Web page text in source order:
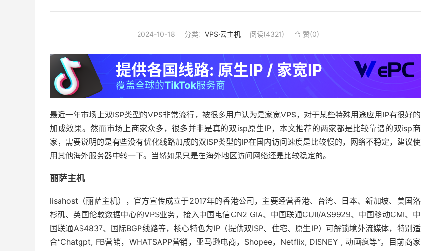
2024-10-18 分类： VPS·云主机 阅读(4321)  赞(0)
最近一年市场上双ISP类型的VPS非常流行，被很多用户认为是家宽VPS，对于某些特殊用途应用IP有很好的
加成效果。然而市场上商家众多，很多并非是真的双isp原生IP，本文推荐的两家都是比较靠谱的双isp商
家，需要说明的是有些没有优化线路加成的双ISP类型的IP在国内访问速度是比较慢的，网络不稳定，建议使
用其他海外服务器中转一下。当然如果只是在海外地区访问网络还是比较稳定的。
丽萨主机
lisahost（丽萨主机），官方宣传成立于2017年的香港公司，主要经营香港、台湾、日本、新加坡、美国洛
杉矶、英国伦敦数据中心的VPS业务，接入中国电信CN2 GIA、中国联通CUII/AS9929、中国移动CMI、中
国联通AS4837、国际BGP线路等，核心特色为IP（提供双ISP、住宅、原生IP）可解锁境外流媒体，特别适
合“Chatgpt, FB营销，WHATSAPP营销，亚马逊电商，Shopee，Netflix, DISNEY , 动画疯等”。目前商家